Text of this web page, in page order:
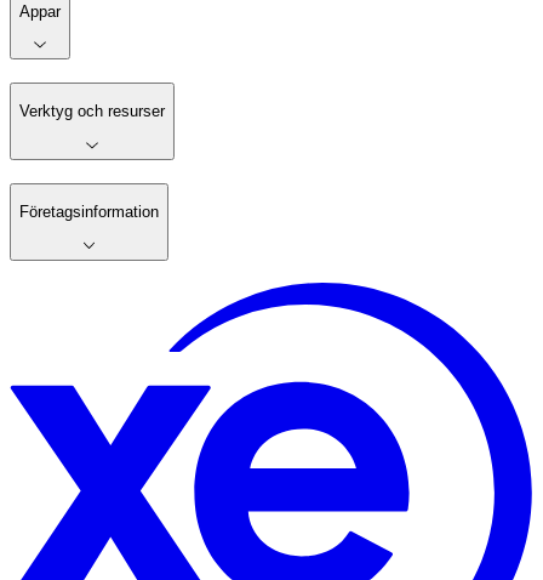
Appar
Verktyg och resurser
Företagsinformation